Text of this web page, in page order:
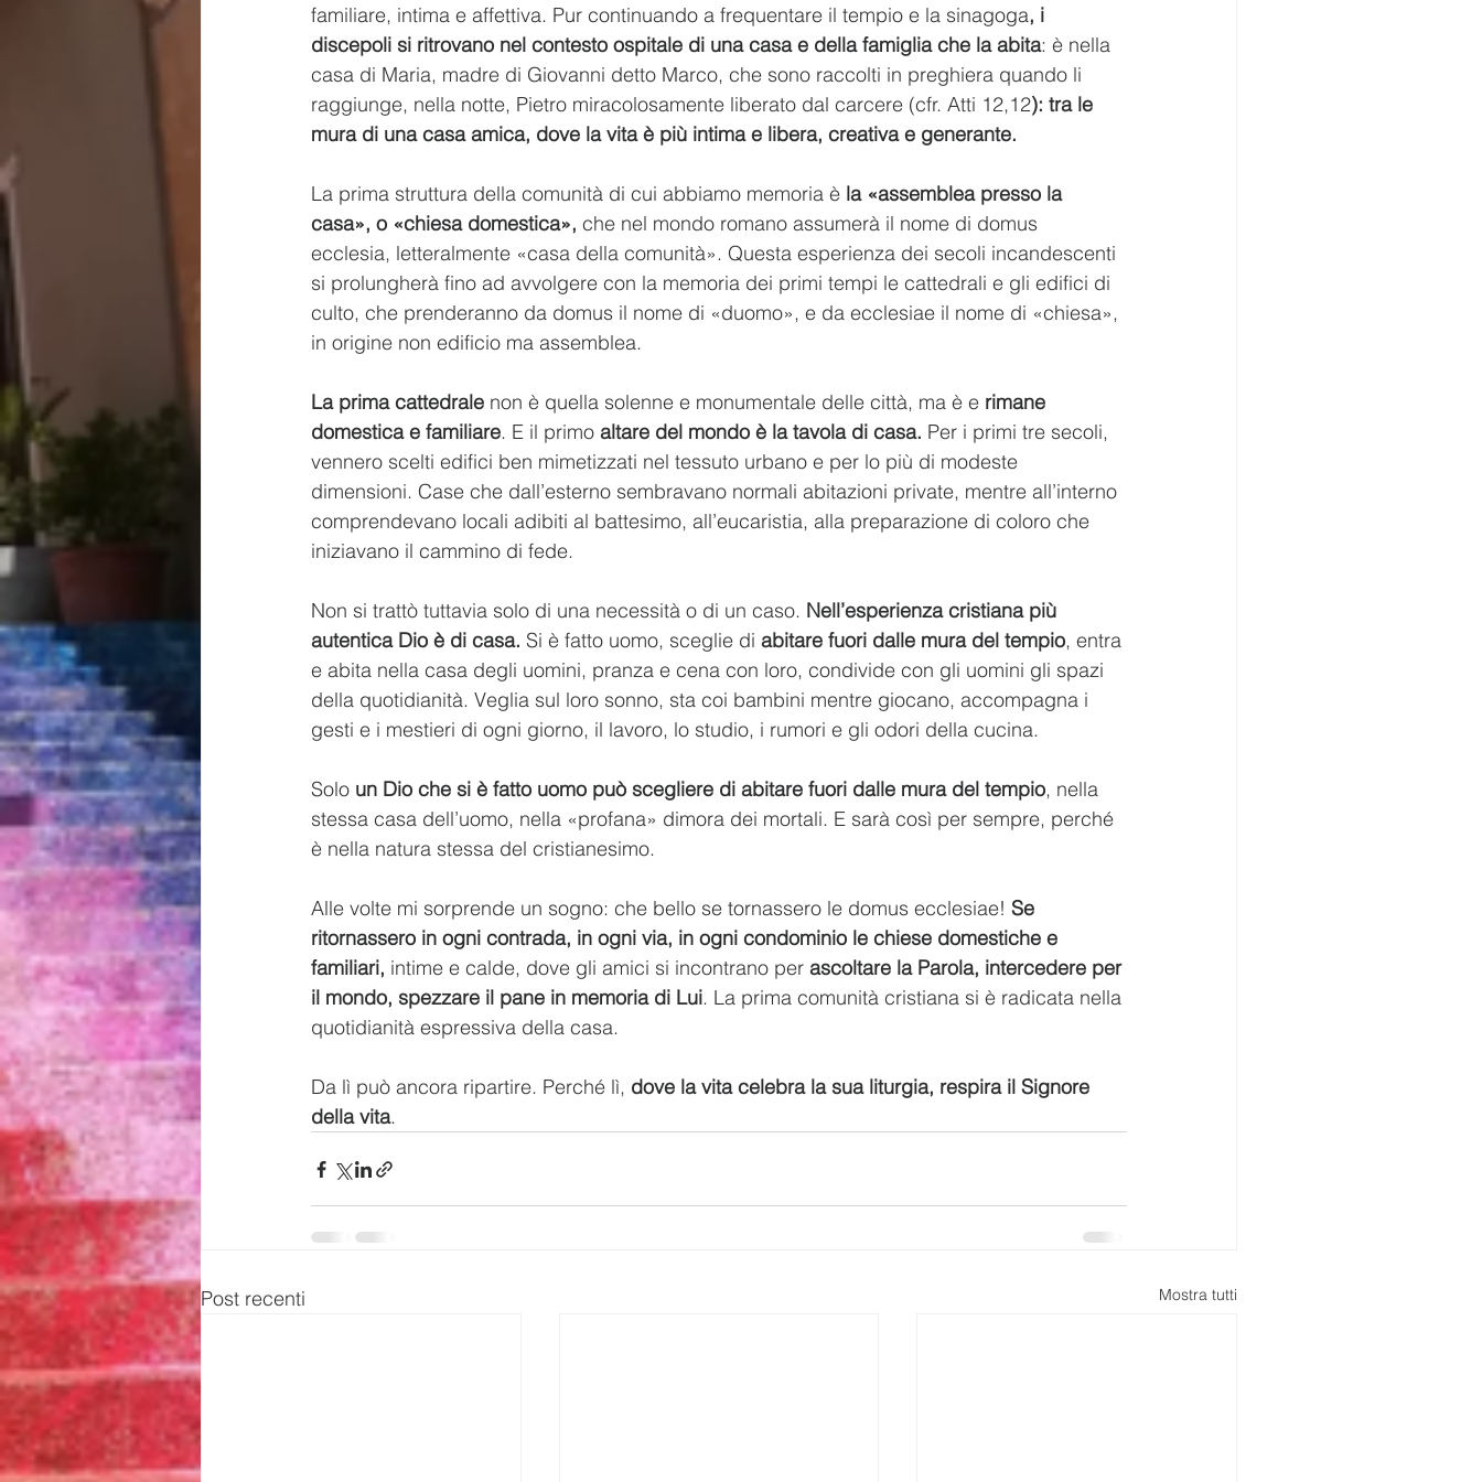
familiare, intima e affettiva. Pur continuando a frequentare il tempio e la sinagoga, i
discepoli si ritrovano nel contesto ospitale di una casa e della famiglia che la abita: è nella
casa di Maria, madre di Giovanni detto Marco, che sono raccolti in preghiera quando li
raggiunge, nella notte, Pietro miracolosamente liberato dal carcere (cfr. Atti 12,12): tra le
mura di una casa amica, dove la vita è più intima e libera, creativa e generante.
La prima struttura della comunità di cui abbiamo memoria è la «assemblea presso la
casa», o «chiesa domestica», che nel mondo romano assumerà il nome di domus
ecclesia, letteralmente «casa della comunità». Questa esperienza dei secoli incandescenti
si prolungherà fino ad avvolgere con la memoria dei primi tempi le cattedrali e gli edifici di
culto, che prenderanno da domus il nome di «duomo», e da ecclesiae il nome di «chiesa»,
in origine non edificio ma assemblea.
La prima cattedrale non è quella solenne e monumentale delle città, ma è e rimane
domestica e familiare. E il primo altare del mondo è la tavola di casa. Per i primi tre secoli,
vennero scelti edifici ben mimetizzati nel tessuto urbano e per lo più di modeste
dimensioni. Case che dall’esterno sembravano normali abitazioni private, mentre all’interno
comprendevano locali adibiti al battesimo, all’eucaristia, alla preparazione di coloro che
iniziavano il cammino di fede.
Non si trattò tuttavia solo di una necessità o di un caso. Nell’esperienza cristiana più
autentica Dio è di casa. Si è fatto uomo, sceglie di abitare fuori dalle mura del tempio, entra
e abita nella casa degli uomini, pranza e cena con loro, condivide con gli uomini gli spazi
della quotidianità. Veglia sul loro sonno, sta coi bambini mentre giocano, accompagna i
gesti e i mestieri di ogni giorno, il lavoro, lo studio, i rumori e gli odori della cucina.
Solo un Dio che si è fatto uomo può scegliere di abitare fuori dalle mura del tempio, nella
stessa casa dell’uomo, nella «profana» dimora dei mortali. E sarà così per sempre, perché
è nella natura stessa del cristianesimo.
Alle volte mi sorprende un sogno: che bello se tornassero le domus ecclesiae! Se
ritornassero in ogni contrada, in ogni via, in ogni condominio le chiese domestiche e
familiari, intime e calde, dove gli amici si incontrano per ascoltare la Parola, intercedere per
il mondo, spezzare il pane in memoria di Lui. La prima comunità cristiana si è radicata nella
quotidianità espressiva della casa.
Da lì può ancora ripartire. Perché lì, dove la vita celebra la sua liturgia, respira il Signore
della vita.
Post recenti Mostra tutti